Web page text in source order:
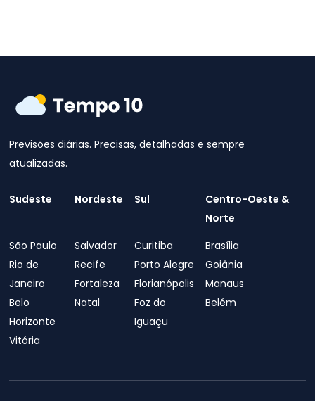
Previsões diárias. Precisas, detalhadas e sempre
atualizadas.
Sudeste
São Paulo
Rio de
Janeiro
Belo
Horizonte
Vitória
Nordeste
Salvador
Recife
Fortaleza
Natal
Sul
Curitiba
Porto Alegre
Florianópolis
Foz do
Iguaçu
Centro-Oeste &
Norte
Brasília
Goiânia
Manaus
Belém